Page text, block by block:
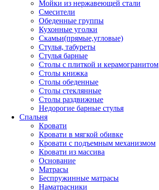
Мойки из нержавеющей стали
Смесители
Обеденные группы
Кухонные уголки
Скамьи(прямые,угловые)
Стулья, табуреты
Стулья барные
Столы с плиткой и керамогранитом
Столы книжка
Столы обеденные
Столы стеклянные
Столы раздвижные
Недорогие барные стулья
Спальня
Кровати
Кровати в мягкой обивке
Кровати с подъемным механизмом
Кровати из массива
Основание
Матрасы
Беспружинные матрасы
Наматрасники